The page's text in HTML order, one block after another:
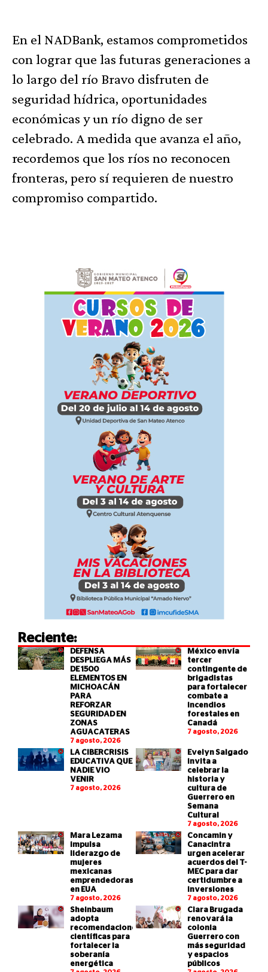
En el NADBank, estamos comprometidos
con lograr que las futuras generaciones a
lo largo del río Bravo disfruten de
seguridad hídrica, oportunidades
económicas y un río digno de ser
celebrado. A medida que avanza el año,
recordemos que los ríos no reconocen
fronteras, pero sí requieren de nuestro
compromiso compartido.
Reciente:
DEFENSA
DESPLIEGA MÁS
DE 1500
ELEMENTOS EN
MICHOACÁN
PARA
REFORZAR
SEGURIDAD EN
ZONAS
AGUACATERAS
7 agosto, 2026
México envía
tercer
contingente de
brigadistas
para fortalecer
combate a
incendios
forestales en
Canadá
7 agosto, 2026
LA CIBERCRISIS
EDUCATIVA QUE
NADIE VIO
VENIR
7 agosto, 2026
Evelyn Salgado
invita a
celebrar la
historia y
cultura de
Guerrero en
Semana
Cultural
7 agosto, 2026
Mara Lezama
impulsa
liderazgo de
mujeres
mexicanas
emprendedoras
en EUA
7 agosto, 2026
Concamin y
Canacintra
urgen acelerar
acuerdos del T-
MEC para dar
certidumbre a
inversiones
7 agosto, 2026
Sheinbaum
adopta
recomendaciones
científicas para
fortalecer la
soberanía
energética
Clara Brugada
renovará la
colonia
Guerrero con
más seguridad
y espacios
públicos